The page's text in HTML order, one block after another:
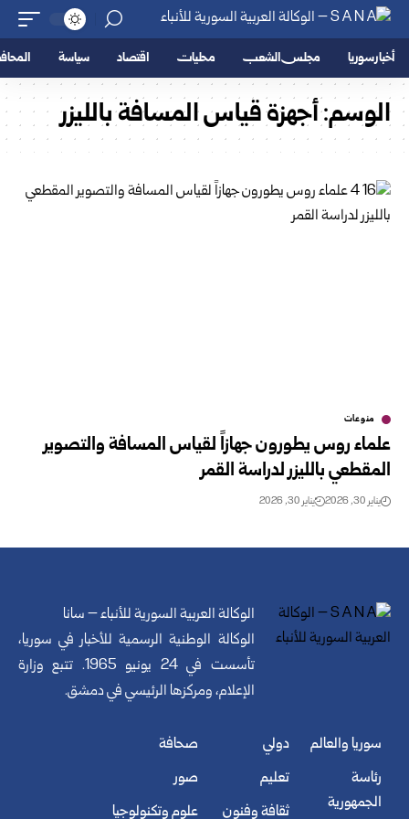
أخبار سوريا مجلس الشعب محليات اقتصاد سياسة
الوسم:أجهزة قياس المسافة بالليزر
منوعات
علماء روس يطورون جهازاً لقياس المسافة والتصوير
المقطعي بالليزر لدراسة القمر
يناير 30, 2026 يناير 30, 2026
الوكالة العربية السورية للأنباء – سانا
الوكالة الوطنية الرسمية للأخبار في سوريا،
تأسست في 24 يونيو 1965. تتبع وزارة
الإعلام، ومركزها الرئيسي في دمشق.
سوريا والعالم
رئاسة
الجمهورية
دولي
تعليم
ثقافة وفنون
صحافة
صور
علوم وتكنولوجيا